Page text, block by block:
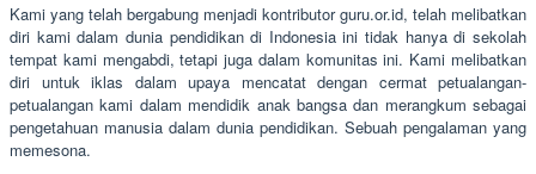
Kami yang telah bergabung menjadi kontributor guru.or.id, telah melibatkan
diri kami dalam dunia pendidikan di Indonesia ini tidak hanya di sekolah
tempat kami mengabdi, tetapi juga dalam komunitas ini. Kami melibatkan
diri untuk iklas dalam upaya mencatat dengan cermat petualangan-
petualangan kami dalam mendidik anak bangsa dan merangkum sebagai
pengetahuan manusia dalam dunia pendidikan. Sebuah pengalaman yang
memesona.